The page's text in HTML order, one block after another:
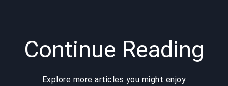
Continue Reading
Explore more articles you might enjoy